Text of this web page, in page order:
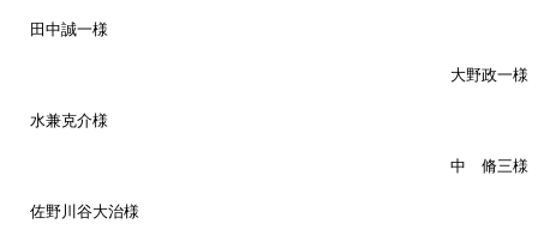
田中誠一様
大野政一様
水兼克介様
中 脩三様
佐野川谷大治様